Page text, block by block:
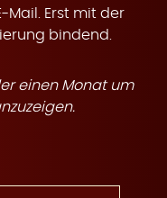
Erst mit der
bindend.
einen Monat um